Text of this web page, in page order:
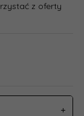
z oferty